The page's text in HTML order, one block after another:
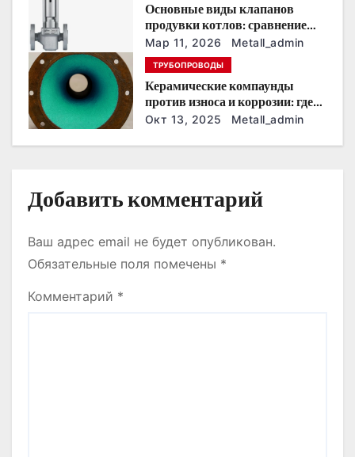
п
и
с
я
Основные виды клапанов
продувки котлов: сравнение
устройств и характеристик
Мар 11, 2026 Metall_admin
ТРУБОПРОВОДЫ
Керамические компаунды
против износа и коррозии: где
они работают эффективнее
Окт 13, 2025 Metall_admin
Добавить комментарий
Ваш адрес email не будет опубликован.
Обязательные поля помечены *
Комментарий *